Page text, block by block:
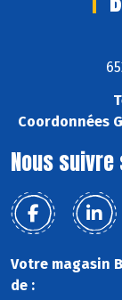
Coordonnées
Nous
Votre magasin
de :